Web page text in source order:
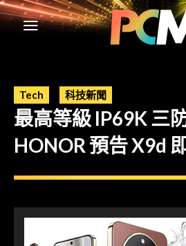
Tech 科技新聞
最高等級 IP69K 三
HONOR 預告 X9d